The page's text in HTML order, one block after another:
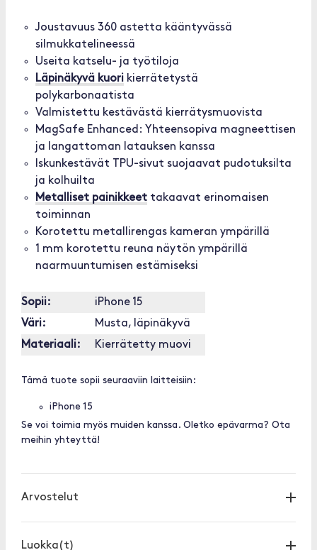
Joustavuus 360 astetta kääntyvässä
silmukkatelineessä
Useita katselu- ja työtiloja
Läpinäkyvä kuori kierrätetystä
polykarbonaatista
Valmistettu kestävästä kierrätysmuovista
MagSafe Enhanced: Yhteensopiva magneettisen
ja langattoman latauksen kanssa
Iskunkestävät TPU-sivut suojaavat pudotuksilta
ja kolhuilta
Metalliset painikkeet takaavat erinomaisen
toiminnan
Korotettu metallirengas kameran ympärillä
1 mm korotettu reuna näytön ympärillä
naarmuuntumisen estämiseksi
Sopii:
iPhone 15
Väri:
Musta, läpinäkyvä
Materiaali:
Kierrätetty muovi
Tämä tuote sopii seuraaviin laitteisiin:
iPhone 15
Se voi toimia myös muiden kanssa. Oletko epävarma? Ota
meihin yhteyttä!
Arvostelut
Luokka(t)